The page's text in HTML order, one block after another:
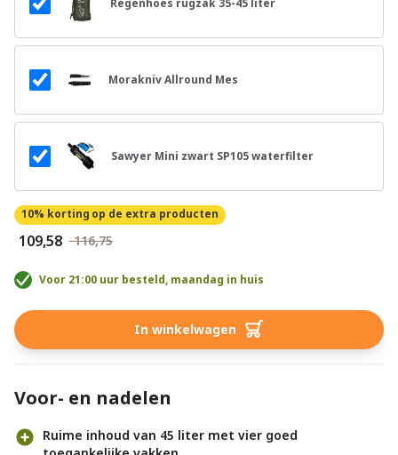
Regenhoes rugzak 35-45 liter
Morakniv Allround Mes
Sawyer Mini zwart SP105 waterfilter
10% korting op de extra producten
€ 109,58 € 116,75
Voor 21:00 uur besteld, maandag in huis
In winkelwagen
Voor- en nadelen
Ruime inhoud van 45 liter met vier goed